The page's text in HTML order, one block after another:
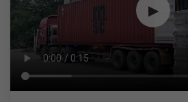
▶